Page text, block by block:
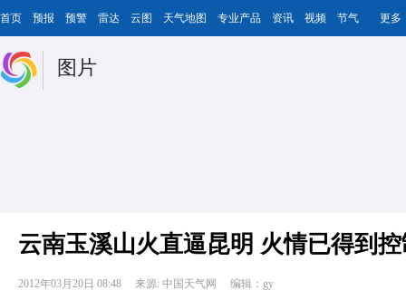
首页 预报 预警 雷达 云图 天气地图 专业产品 资讯 视频 节气 更多
图片
云南玉溪山火直逼昆明 火情已得到
2012年03月20日 08:48 来源: 中国天气网 编辑：gy